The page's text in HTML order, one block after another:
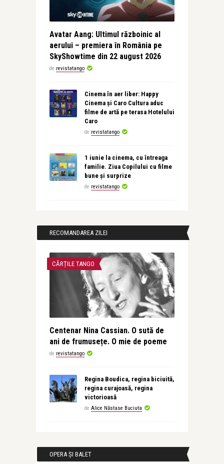
Avatar Aang: Ultimul războinic al
aerului – premiera în România pe
SkyShowtime din 22 august 2026
de revistatango
Cinema în aer liber: Happy
Cinema și Caro Cultura aduc
filme de artă pe terasa Hotelului
Caro
de revistatango
1 iunie la cinema, cu întreaga
familie. Ziua Copilului cu filme
bune și surprize
de revistatango
RECOMANDAREA ZILEI
CĂRȚILE TANGO
Centenar Nina Cassian. O sută de
ani de frumusețe. O mie de poeme
de revistatango
Regina Boudica, regina biciuită,
regina curajoasă, regina
victorioasă
de Alice Năstase Buciuta
OPERA ȘI BALET